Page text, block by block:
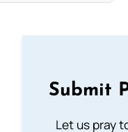
Submit
Let us pray